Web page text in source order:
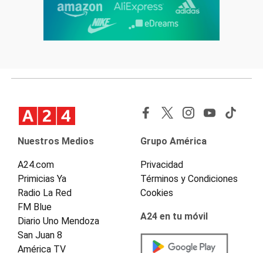
Nuestros Medios
A24.com
Primicias Ya
Radio La Red
FM Blue
Diario Uno Mendoza
San Juan 8
América TV
Grupo América
Privacidad
Términos y Condiciones
Cookies
A24 en tu móvil